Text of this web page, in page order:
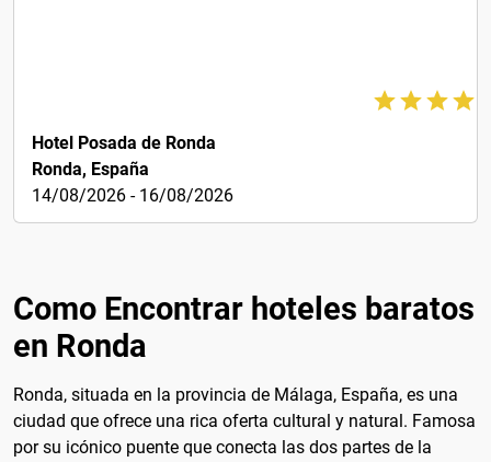
Hotel Posada de Ronda
Ronda, España
14/08/2026 - 16/08/2026
Como Encontrar hoteles baratos
en Ronda
Ronda, situada en la provincia de Málaga, España, es una
ciudad que ofrece una rica oferta cultural y natural. Famosa
por su icónico puente que conecta las dos partes de la